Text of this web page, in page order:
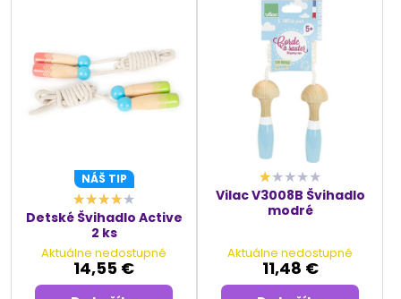
NÁŠ TIP
Detské Švihadlo Active
2 ks
Aktuálne nedostupné
14,55 €
Vilac V3008B Švihadlo
modré
Aktuálne nedostupné
11,48 €